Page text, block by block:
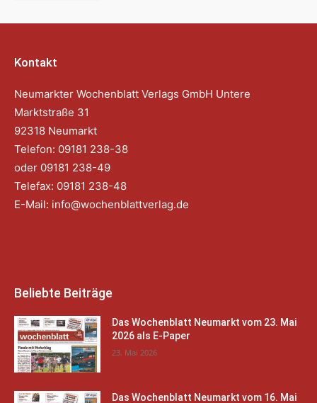
Kontakt
Neumarkter Wochenblatt Verlags GmbH Untere
Marktstraße 31
92318 Neumarkt
Telefon: 09181 238-38
oder 09181 238-49
Telefax: 09181 238-48
E-Mail: info@wochenblattverlag.de
Beliebte Beiträge
Das Wochenblatt Neumarkt vom 23. Mai
2026 als E-Paper
23. Mai 2026
Das Wochenblatt Neumarkt vom 16. Mai